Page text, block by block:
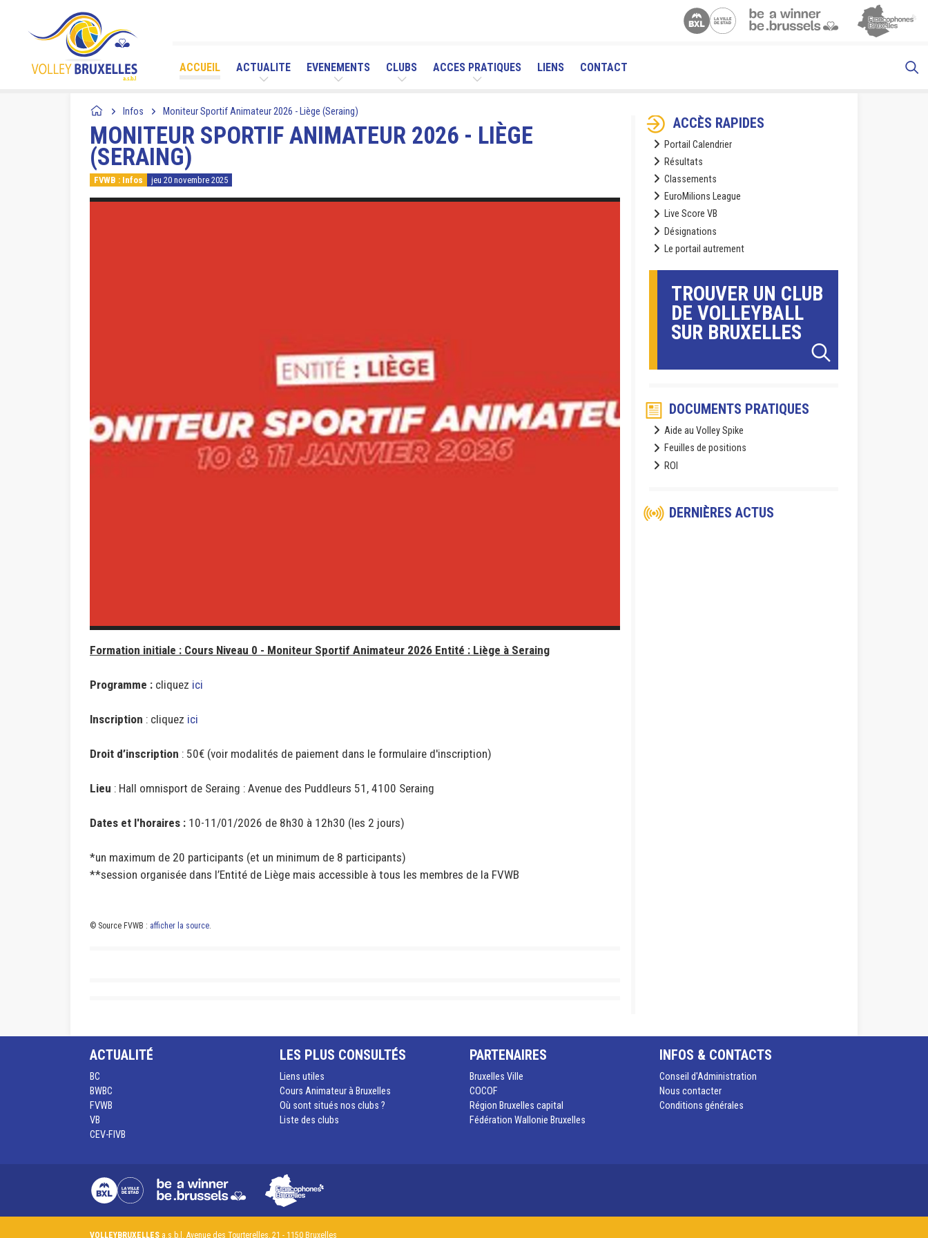
ACCUEIL ACTUALITE EVENEMENTS CLUBS ACCES PRATIQUES LIENS CONTACT
Infos Moniteur Sportif Animateur 2026 - Liège (Seraing)
MONITEUR SPORTIF ANIMATEUR 2026 - LIÈGE
(SERAING)
FVWB : Infos jeu 20 novembre 2025
Formation initiale : Cours Niveau 0 - Moniteur Sportif Animateur 2026 Entité : Liège à Seraing
Programme : cliquez ici
Inscription : cliquez ici
Droit d’inscription : 50€ (voir modalités de paiement dans le formulaire d'inscription)
Lieu : Hall omnisport de Seraing : Avenue des Puddleurs 51, 4100 Seraing
Dates et l'horaires : 10-11/01/2026 de 8h30 à 12h30 (les 2 jours)
*un maximum de 20 participants (et un minimum de 8 participants)
**session organisée dans l’Entité de Liège mais accessible à tous les membres de la FVWB
© Source FVWB : afficher la source.
ACCÈS RAPIDES
Portail Calendrier
Résultats
Classements
EuroMilions League
Live Score VB
Désignations
Le portail autrement
TROUVER UN CLUB
DE VOLLEYBALL
SUR BRUXELLES
DOCUMENTS PRATIQUES
Aide au Volley Spike
Feuilles de positions
ROI
DERNIÈRES ACTUS
ACTUALITÉ
BC
BWBC
FVWB
VB
CEV-FIVB
LES PLUS CONSULTÉS
Liens utiles
Cours Animateur à Bruxelles
Où sont situés nos clubs ?
Liste des clubs
PARTENAIRES
Bruxelles Ville
COCOF
Région Bruxelles capital
Fédération Wallonie Bruxelles
INFOS & CONTACTS
Conseil d'Administration
Nous contacter
Conditions générales
VOLLEYBRUXELLES a.s.b.l. Avenue des Tourterelles, 21 - 1150 Bruxelles